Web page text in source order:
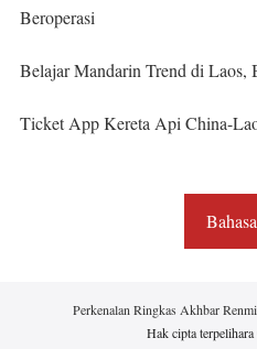
Beroperasi
Belajar Mandarin Trend di Laos,
Ticket App Kereta Api China-
Bahasa
Perkenalan Ringkas Akhbar
Hak cipta